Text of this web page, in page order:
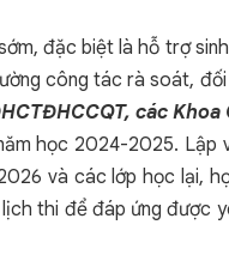
đặc biệt là hỗ trợ
công tác rà soát,
các Khoa
học 2024-2025. Lập
và các lớp học lại,
thi để đáp ứng được